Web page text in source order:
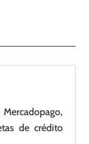
de crédito